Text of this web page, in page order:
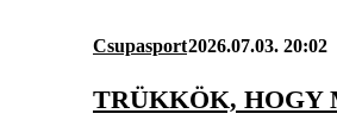
Csupasport2026.07.03. 20:02
TRÜKKÖK, HOGY